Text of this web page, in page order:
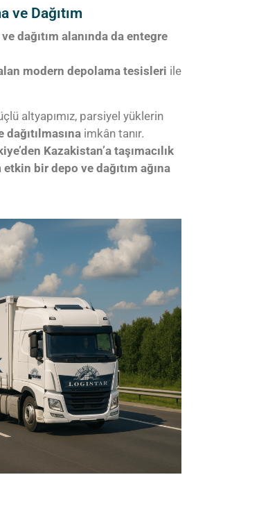
ve Dağıtım
dağıtım alanında da entegre
modern depolama tesisleri ile
altyapımız, parsiyel yüklerin
imkân tanır.
Kazakistan’a taşımacılık
etkin bir depo ve dağıtım ağına